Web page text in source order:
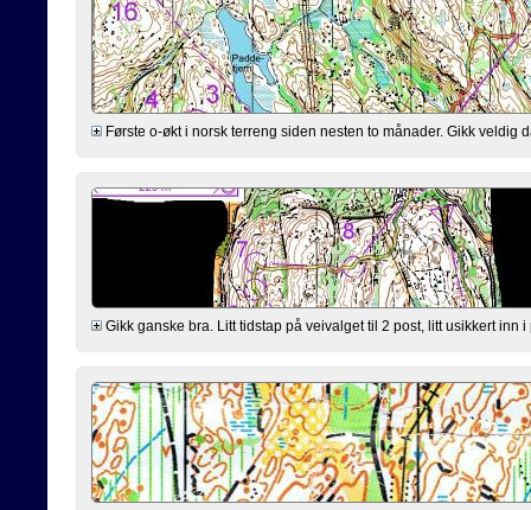
Første o-økt i norsk terreng siden nesten to månader. Gikk veldig
Gikk ganske bra. Litt tidstap på veivalget til 2 post, litt usikkert inn